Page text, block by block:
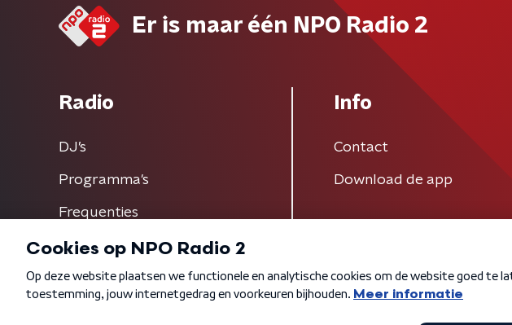
Er is maar één NPO Radio 2
Radio
DJ’s
Programma's
Frequenties
Info
Contact
Download de app
Algemene voorwaarden Privacybeleid